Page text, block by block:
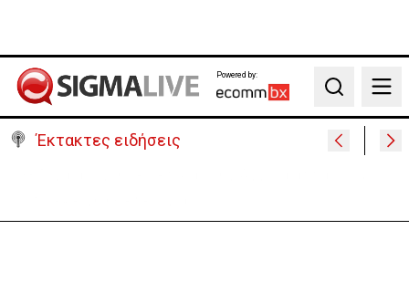
Powered by:
Search
Έκτακτες ειδήσεις